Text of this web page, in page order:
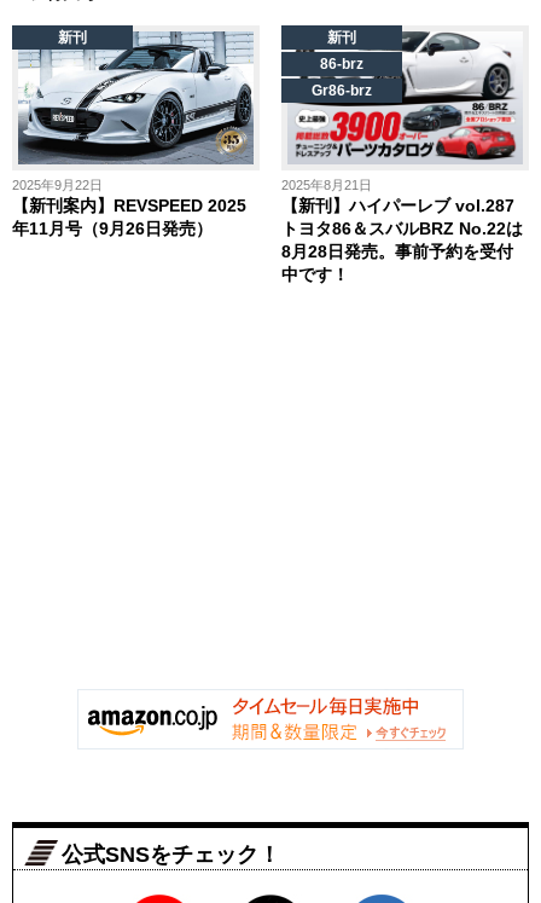
2025年9月22日
【新刊案内】REVSPEED 2025
年11月号（9月26日発売）
新刊
2025年8月21日
【新刊】ハイパーレブ vol.287
トヨタ86＆スバルBRZ No.22は
8月28日発売。事前予約を受付
中です！
新刊
86-brz
Gr86-brz
公式SNSをチェック！